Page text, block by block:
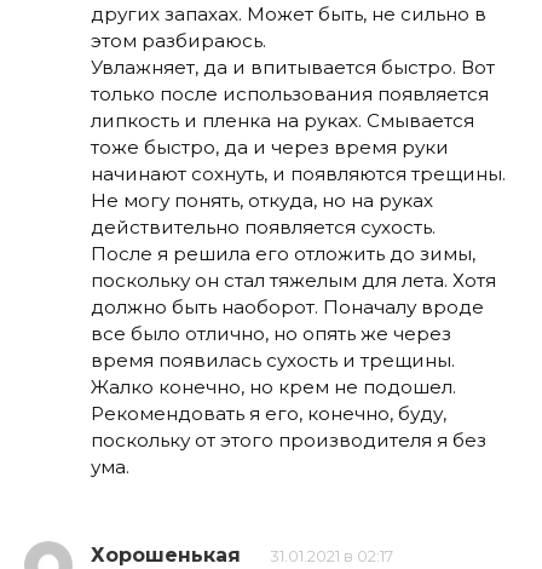
других запахах. Может быть, не сильно в
этом разбираюсь.
Увлажняет, да и впитывается быстро. Вот
только после использования появляется
липкость и пленка на руках. Смывается
тоже быстро, да и через время руки
начинают сохнуть, и появляются трещины.
Не могу понять, откуда, но на руках
действительно появляется сухость.
После я решила его отложить до зимы,
поскольку он стал тяжелым для лета. Хотя
должно быть наоборот. Поначалу вроде
все было отлично, но опять же через
время появилась сухость и трещины.
Жалко конечно, но крем не подошел.
Рекомендовать я его, конечно, буду,
поскольку от этого производителя я без
ума.
Хорошенькая 31.01.2021 в 02:17